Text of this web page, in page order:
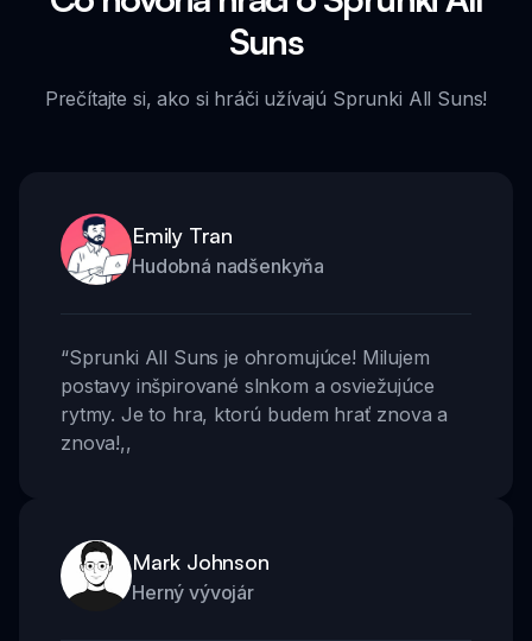
Suns
Prečítajte si, ako si hráči užívajú Sprunki All Suns!
Emily Tran
Hudobná nadšenkyňa
“Sprunki All Suns je ohromujúce! Milujem
postavy inšpirované slnkom a osviežujúce
rytmy. Je to hra, ktorú budem hrať znova a
znova!,,
Mark Johnson
Herný vývojár